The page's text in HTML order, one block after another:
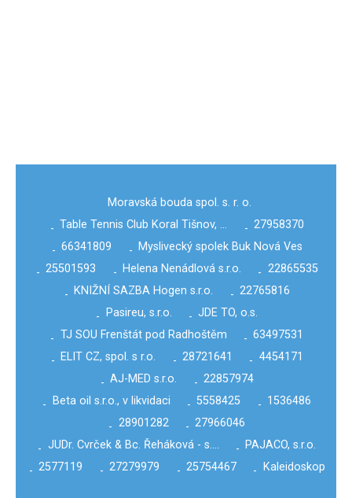
Moravská bouda spol. s. r. o.
- Table Tennis Club Koral Tišnov, … - 27958370
- 66341809 - Myslivecký spolek Buk Nová Ves
- 25501593 - Helena Nenádlová s.r.o. - 22865535
- KNIŽNÍ SAZBA Hogen s.r.o. - 22765816
-
Pasireu, s.r.o. - JDE TO, o.s.
- TJ SOU Frenštát pod Radhoštěm - 63497531
- ELIT CZ, spol. s r.o. - 28721641 - 4454171
- AJ-MED s.r.o. - 22857974
-
Beta oil s.r.o., v likvidaci - 5558425 - 1536486
- 28901282 - 27966046
- JUDr. Cvrček & Bc. Řeháková - s.… - PAJACO, s.r.o.
- 2577119 - 27279979 - 25754467 - Kaleidoskop